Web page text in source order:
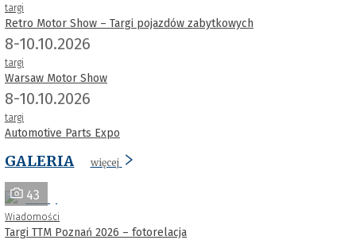
targi
Retro Motor Show – Targi pojazdów zabytkowych
8-10.10.2026
targi
Warsaw Motor Show
8-10.10.2026
targi
Automotive Parts Expo
GALERIA więcej
43
Wiadomości
Targi TTM Poznań 2026 – fotorelacja